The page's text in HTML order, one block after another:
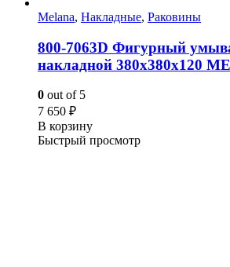
Melana, Накладные, Раковины
800-7063D Фигурный
накладной 380х380х120
0 out of 5
7 650 ₽
В корзину
Быстрый просмотр